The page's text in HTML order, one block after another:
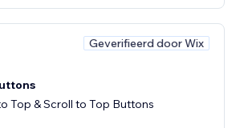
Geverifieerd door Wix
Top & Scroll to Top Buttons